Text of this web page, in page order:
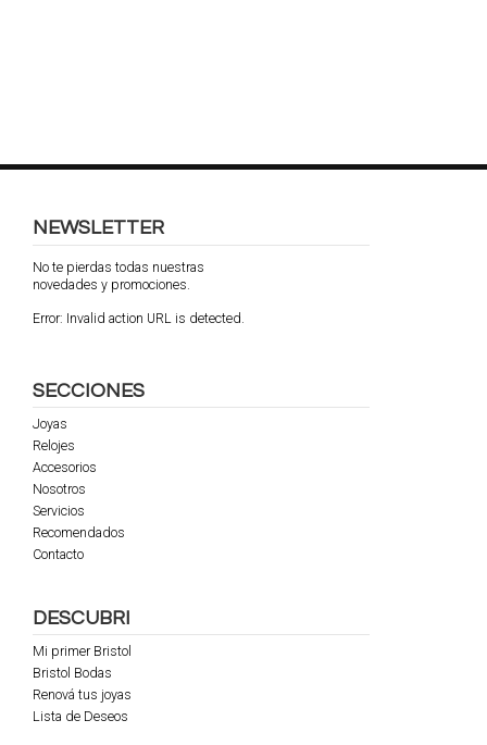
NEWSLETTER
No te pierdas todas nuestras
novedades y promociones.
Error: Invalid action URL is detected.
SECCIONES
Joyas
Relojes
Accesorios
Nosotros
Servicios
Recomendados
Contacto
DESCUBRI
Mi primer Bristol
Bristol Bodas
Renová tus joyas
Lista de Deseos